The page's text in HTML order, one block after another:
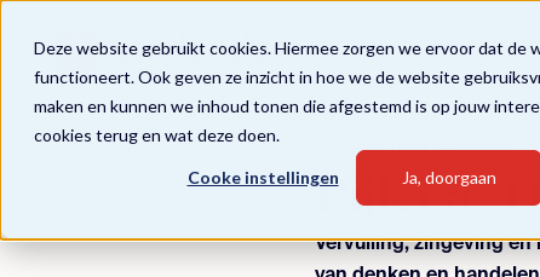
Deze website gebruikt cookies. Hiermee zorgen we ervoor dat de
functioneert. Ook geven ze inzicht in hoe we de website
maken en kunnen we inhoud tonen die afgestemd is op jouw
cookies terug en wat deze doen.
Cooke instellingen Ja, doorgaan
Terug naar overzicht
Pijler 5 -
Vervulling, zingeving en